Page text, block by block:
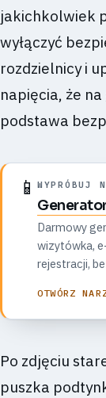
jakichkolwiek
wyłączyć
rozdzielnicy i
napięcia, że
podstawa
📱 WYPRÓBUJ
Darmowy
wizytówka,
rejestracji,
OTWÓRZ
Po zdjęciu
puszka